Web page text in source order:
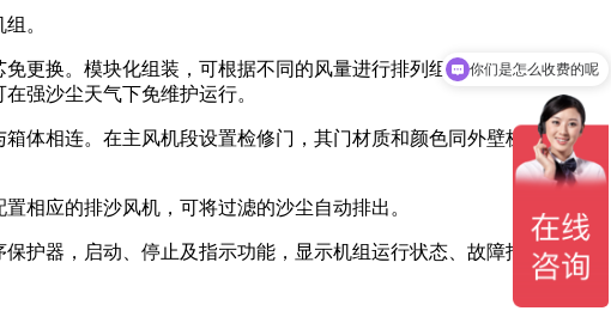
。
更换。模块化组装，可根据不同的风量进行排列组合：日常无需人工
强沙尘天气下免维护运行。
体相连。在主风机段设置检修门，其门材质和颜色同外壁板，活页安
相应的排沙风机，可将过滤的沙尘自动排出。
护器，启动、停止及指示功能，显示机组运行状态、故障报警等，可
你们是怎么收费的呢